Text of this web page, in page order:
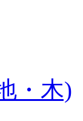
・木)